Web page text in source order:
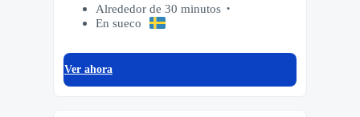
Alrededor de 30 minutos
En sueco
Ver ahora